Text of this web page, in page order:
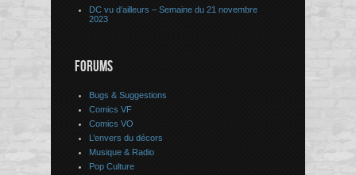
DC vu d’ailleurs – Semaine du 21 novembre
2023
FORUMS
Bugs & Suggestions
Comics VF
Comics VO
L’envers du décors
Musique & Radio
Pop Culture